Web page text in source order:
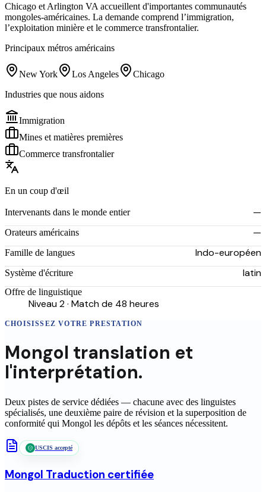
Chicago et Arlington VA accueillent d'importantes communautés
mongoles-américaines. La demande comprend l’immigration,
l’exploitation minière et le commerce transfrontalier.
Principaux métros américains
New York Los Angeles
Chicago
Industries que nous aidons
Immigration
Mines et matières premières
Commerce transfrontalier
En un coup d'œil
Intervenants dans le monde entier —
Orateurs américains —
Famille de langues Indo-européen
Système d'écriture latin
Offre de linguistique
Niveau 2 · Match de 48 heures
CHOISISSEZ VOTRE PRESTATION
Mongol translation et
l'interprétation.
Deux pistes de service dédiées — chacune avec des linguistes
spécialisés, une deuxième paire de révision et la superposition de
conformité qui Mongol les dépôts et les séances nécessitent.
USCIS accepté
Mongol Traduction certifiée